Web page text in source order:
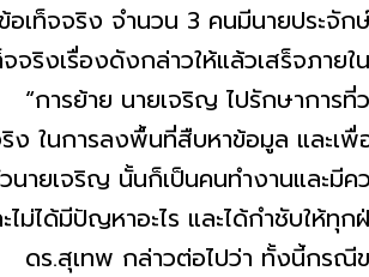
เท็จจริง จำนวน 3 คนมีนายประจัก
จริงเรื่องดังกล่าวให้แล้วเสร็จภาย
าย นายเจริญ ไปรักษาการที่วษท
ง ในการลงพื้นที่สืบหาข้อมูล และเ
ายเจริญ นั้นก็เป็นคนทำงานและมี
ไม่ได้มีปัญหาอะไร และได้กำชับให้
ทพ กล่าวต่อไปว่า ทั้งนี้กรณีของ